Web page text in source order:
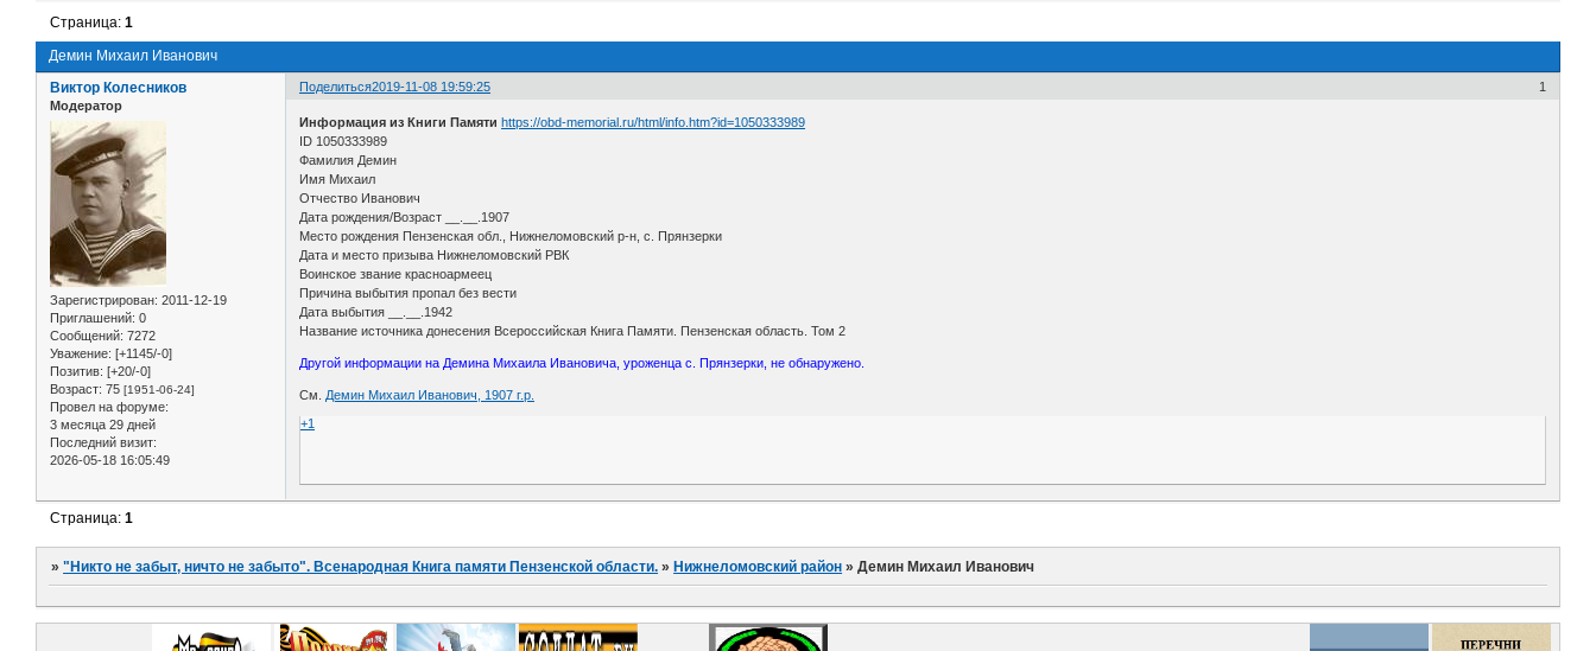
Демин Михаил Иванович
Страница:1
Поделиться 1
2019-11-08 19:59:25
Виктор Колесников
Модератор
Зарегистрирован: 2011-12-19
Приглашений: 0
Сообщений: 7272
Уважение: [+1145/-0]
Позитив: [+20/-0]
Возраст: 75 [1951-06-24]
Провел на форуме:
3 месяца 29 дней
Последний визит:
2026-05-18 16:05:49
Информация из Книги Памяти https://obd-memorial.ru/html/info.htm?id=1050333989
ID 1050333989
Фамилия Демин
Имя Михаил
Отчество Иванович
Дата рождения/Возраст __.__.1907
Место рождения Пензенская обл., Нижнеломовский р-н, с. Прянзерки
Дата и место призыва Нижнеломовский РВК
Воинское звание красноармеец
Причина выбытия пропал без вести
Дата выбытия __.__.1942
Название источника донесения Всероссийская Книга Памяти. Пензенская область. Том 2
Другой информации на Демина Михаила Ивановича, уроженца с. Прянзерки, не обнаружено.
См. Демин Михаил Иванович, 1907 г.р.
+1
Страница:1
»"Никто не забыт, ничто не забыто". Всенародная Книга памяти Пензенской области. » Нижнеломовский район »Демин Михаил Иванович